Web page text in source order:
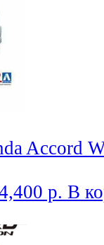
Accord
р. В